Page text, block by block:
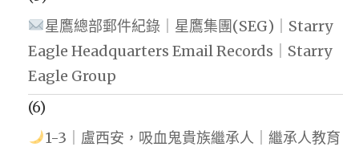
星鷹總部郵件紀錄｜星鷹集團(SEG)｜Starry
Eagle Headquarters Email Records｜Starry
Eagle Group
(6)
1-3｜盧西安，吸血鬼貴族繼承人｜繼承人教育